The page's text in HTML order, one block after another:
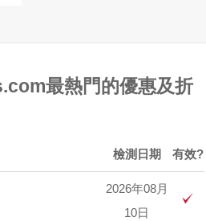
最熱門的優惠及折
檢測日期 有效?
2026年08月
10日